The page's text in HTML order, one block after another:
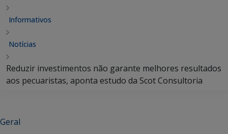
Informativos
Notícias
Reduzir investimentos não garante melhores resultados
aos pecuaristas, aponta estudo da Scot Consultoria
Geral